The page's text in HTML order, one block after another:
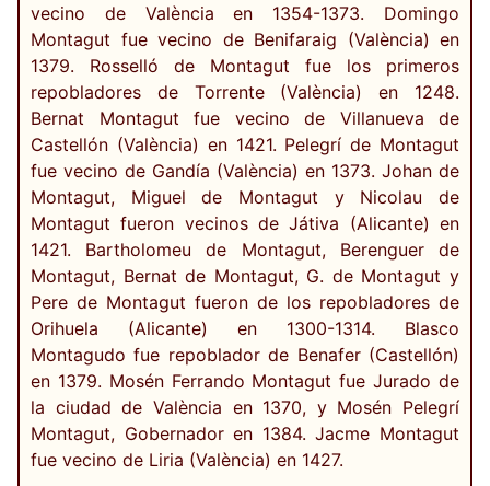
vecino de València en 1354-1373. Domingo
Montagut fue vecino de Benifaraig (València) en
1379. Rosselló de Montagut fue los primeros
repobladores de Torrente (València) en 1248.
Bernat Montagut fue vecino de Villanueva de
Castellón (València) en 1421. Pelegrí de Montagut
fue vecino de Gandía (València) en 1373. Johan de
Montagut, Miguel de Montagut y Nicolau de
Montagut fueron vecinos de Játiva (Alicante) en
1421. Bartholomeu de Montagut, Berenguer de
Montagut, Bernat de Montagut, G. de Montagut y
Pere de Montagut fueron de los repobladores de
Orihuela (Alicante) en 1300-1314. Blasco
Montagudo fue repoblador de Benafer (Castellón)
en 1379. Mosén Ferrando Montagut fue Jurado de
la ciudad de València en 1370, y Mosén Pelegrí
Montagut, Gobernador en 1384. Jacme Montagut
fue vecino de Liria (València) en 1427.